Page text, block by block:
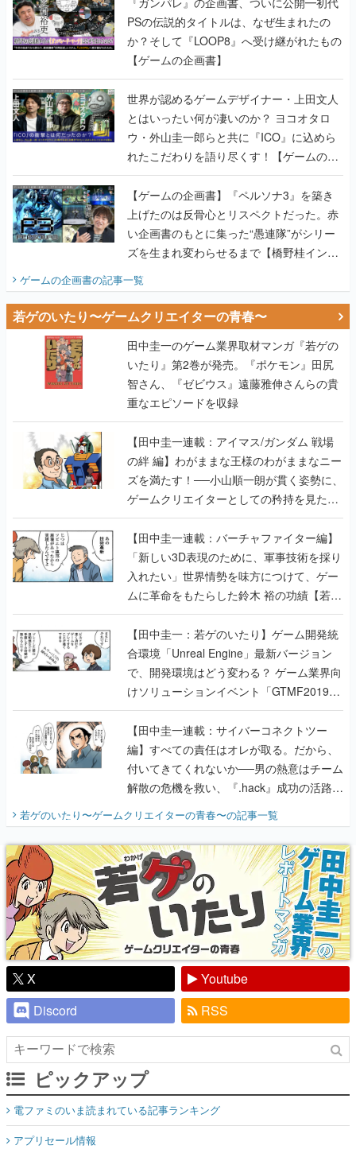
PSの伝説的タイトルは、なぜ生まれたの
か？そして『LOOP8』へ受け継がれたもの
【ゲームの企画書】
世界が認めるゲームデザイナー・上田文人
とはいったい何が凄いのか？ ヨコオタロ
ウ・外山圭一郎らと共に『ICO』に込めら
れたこだわりを語り尽くす！【ゲームの企
画書】
【ゲームの企画書】『ペルソナ3』を築き
上げたのは反骨心とリスペクトだった。赤
い企画書のもとに集った“愚連隊”がシリー
ズを生まれ変わらせるまで【橋野桂インタ
ゲームの企画書の記事一覧
若ゲのいたり〜ゲームクリエイターの青春〜
田中圭一のゲーム業界取材マンガ『若ゲの
いたり』第2巻が発売。『ポケモン』田尻
智さん、『ゼビウス』遠藤雅伸さんらの貴
重なエピソードを収録
【田中圭一連載：アイマス/ガンダム 戦場
の絆 編】わがままな王様のわがままなニー
ズを満たす！──小山順一朗が貫く姿勢に、
ゲームクリエイターとしての矜持を見た
【若ゲのいたり最終回】
【田中圭一連載：バーチャファイター編】
「新しい3D表現のために、軍事技術を採り
入れたい」世界情勢を味方につけて、ゲー
ムに革命をもたらした鈴木 裕の功績【若ゲ
のいたり】
【田中圭一：若ゲのいたり】ゲーム開発統
合環境「Unreal Engine」最新バージョン
で、開発環境はどう変わる？ ゲーム業界向
けソリューションイベント「GTMF2019」
に行って、より理解を深めよう【PR】
【田中圭一連載：サイバーコネクトツー
編】すべての責任はオレが取る。だから、
付いてきてくれないか──男の熱意はチーム
解散の危機を救い、『.hack』成功の活路を
『少年ジャンプ』色だった【若ゲのいた
り】
若ゲのいたり〜ゲームクリエイターの青春〜の記事一覧
X
Youtube
Discord
RSS
ピックアップ
電ファミのいま読まれている記事ランキング
アプリセール情報